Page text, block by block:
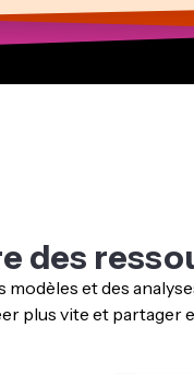
des
modèles et des
plus vite et partager